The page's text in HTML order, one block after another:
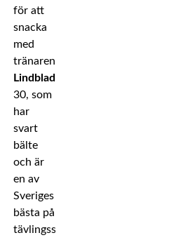
för att
snacka
med
tränaren
Lindblad
30, som
har
svart
bälte
och är
en av
Sveriges
bästa på
tävlingsscenen